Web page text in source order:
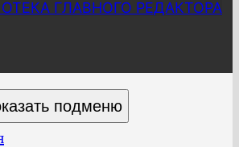
ГЛАВНОГО РЕДАКТОРА
подменю